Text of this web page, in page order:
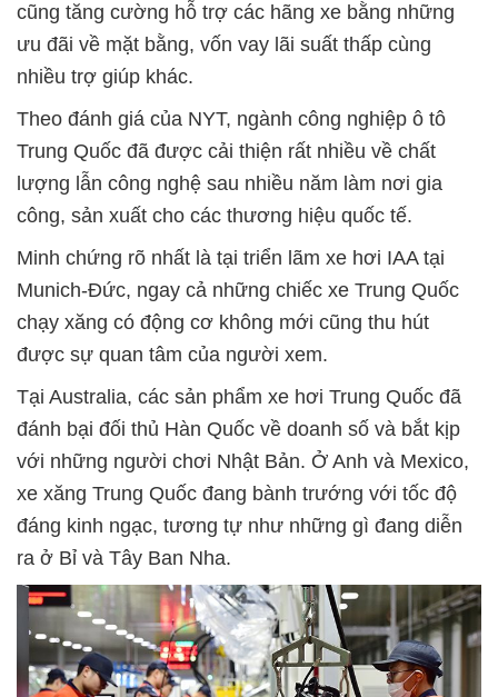
cũng tăng cường hỗ trợ các hãng xe bằng những
ưu đãi về mặt bằng, vốn vay lãi suất thấp cùng
nhiều trợ giúp khác.
Theo đánh giá của NYT, ngành công nghiệp ô tô
Trung Quốc đã được cải thiện rất nhiều về chất
lượng lẫn công nghệ sau nhiều năm làm nơi gia
công, sản xuất cho các thương hiệu quốc tế.
Minh chứng rõ nhất là tại triển lãm xe hơi IAA tại
Munich-Đức, ngay cả những chiếc xe Trung Quốc
chạy xăng có động cơ không mới cũng thu hút
được sự quan tâm của người xem.
Tại Australia, các sản phẩm xe hơi Trung Quốc đã
đánh bại đối thủ Hàn Quốc về doanh số và bắt kịp
với những người chơi Nhật Bản. Ở Anh và Mexico,
xe xăng Trung Quốc đang bành trướng với tốc độ
đáng kinh ngạc, tương tự như những gì đang diễn
ra ở Bỉ và Tây Ban Nha.